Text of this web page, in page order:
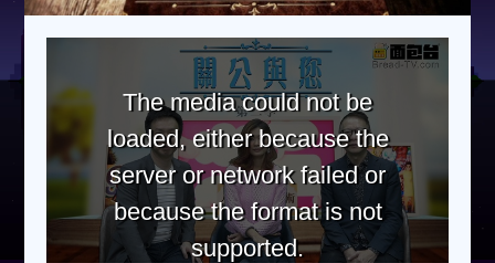
The media could not be
loaded, either because the
server or network failed or
because the format is not
supported.